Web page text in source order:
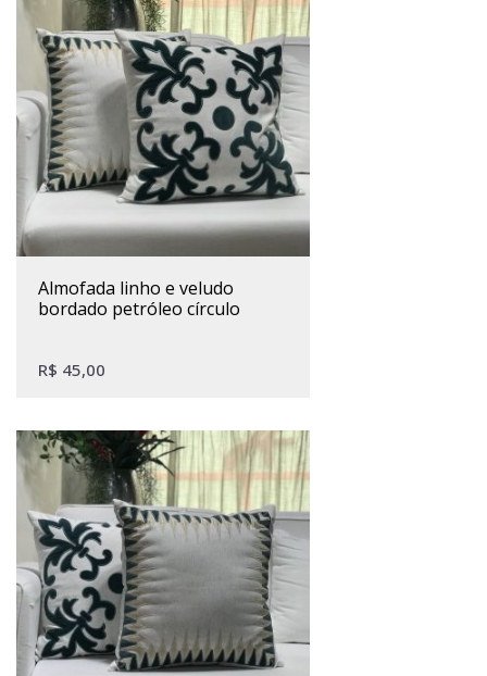
almofada linho e veludo
bordado petróleo círculo
R$ 45,00